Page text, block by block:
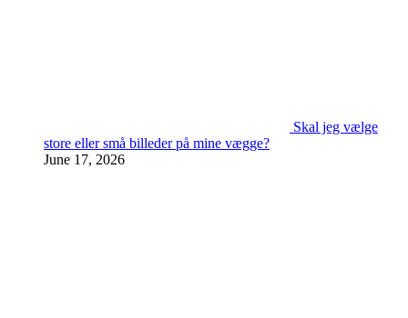
Skal jeg vælge
store eller små billeder på mine vægge?
June 17, 2026